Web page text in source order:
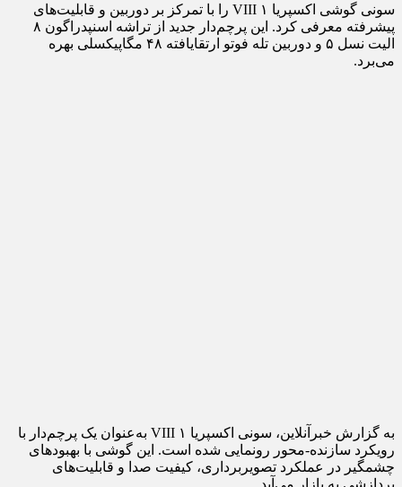
سونی گوشی اکسپریا ۱ VIII را با تمرکز بر دوربین و قابلیت‌های
پیشرفته معرفی کرد. این پرچم‌دار جدید از تراشه اسنپدراگون ۸
الیت نسل ۵ و دوربین تله فوتو ارتقایافته ۴۸ مگاپیکسلی بهره
می‌برد.
به گزارش خبرآنلاین، سونی اکسپریا ۱ VIII به‌عنوان یک پرچم‌دار با
رویکرد سازنده-محور رونمایی شده است. این گوشی با بهبودهای
چشمگیر در عملکرد تصویربرداری، کیفیت صدا و قابلیت‌های
پردازشی به بازار می‌آید.